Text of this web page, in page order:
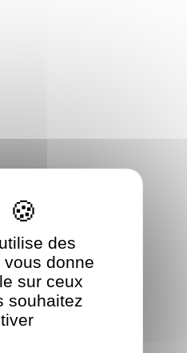
des
donne
sur ceux
souhaitez